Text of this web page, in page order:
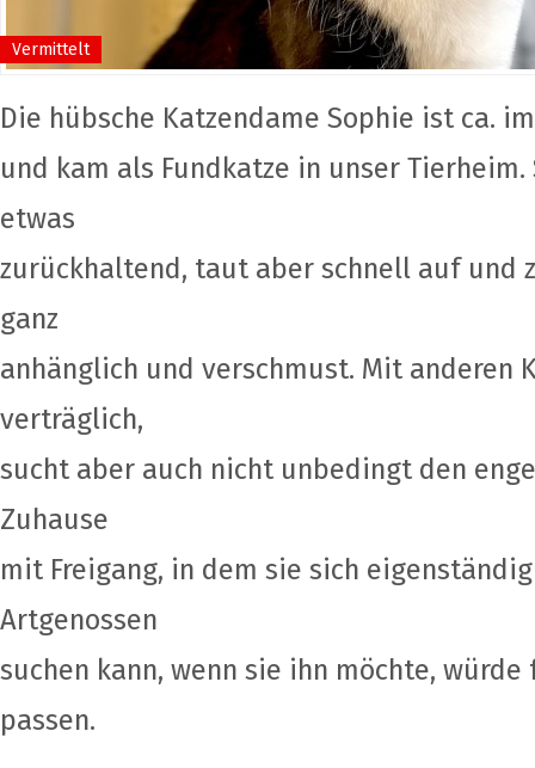
Vermittelt
Die hübsche Katzendame Sophie ist ca.
und kam als Fundkatze in unser
etwas
zurückhaltend, taut aber schnell auf und
ganz
anhänglich und verschmust. Mit anderen
verträglich,
sucht aber auch nicht unbedingt den
Zuhause
mit Freigang, in dem sie sich
Artgenossen
suchen kann, wenn sie ihn möchte,
passen.